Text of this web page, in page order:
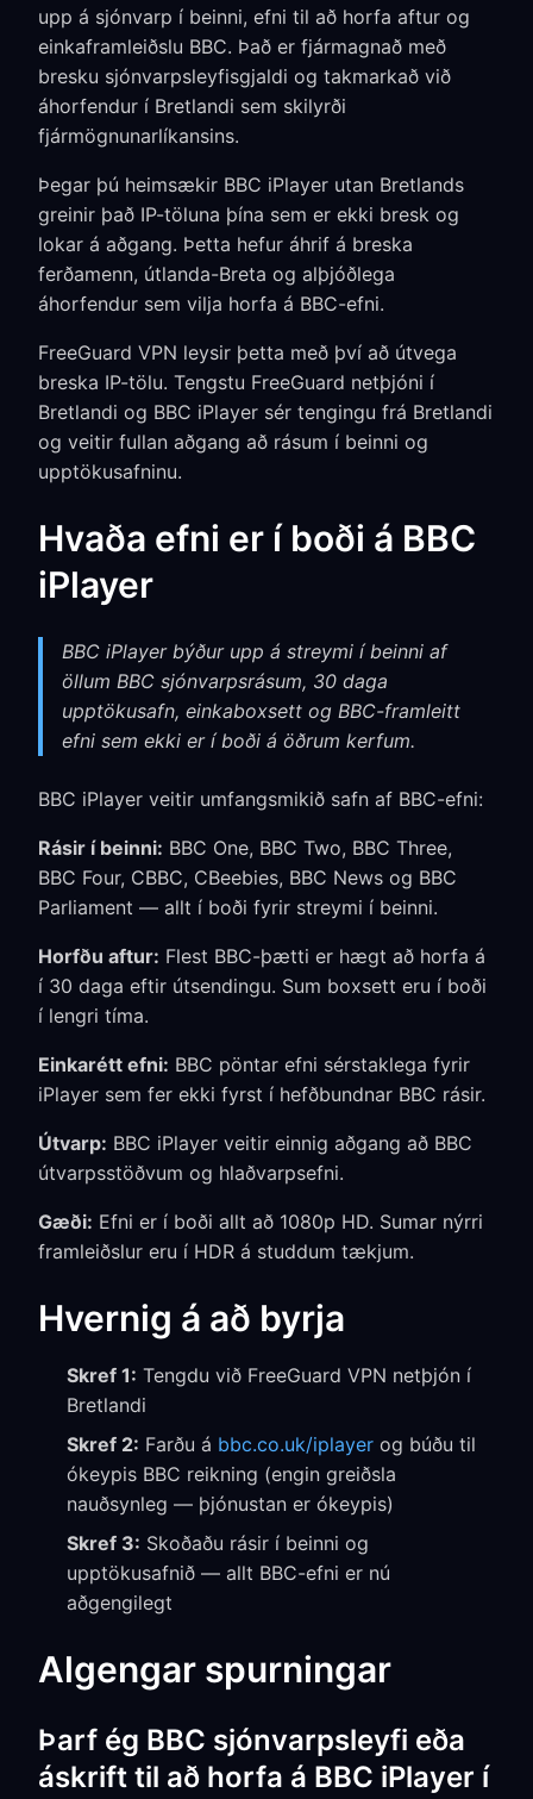
upp á sjónvarp í beinni, efni til að horfa aftur og
einkaframleiðslu BBC. Það er fjármagnað með
bresku sjónvarpsleyfisgjaldi og takmarkað við
áhorfendur í Bretlandi sem skilyrði
fjármögnunarlíkansins.
Þegar þú heimsækir BBC iPlayer utan Bretlands
greinir það IP-töluna þína sem er ekki bresk og
lokar á aðgang. Þetta hefur áhrif á breska
ferðamenn, útlanda-Breta og alþjóðlega
áhorfendur sem vilja horfa á BBC-efni.
FreeGuard VPN leysir þetta með því að útvega
breska IP-tölu. Tengstu FreeGuard netþjóni í
Bretlandi og BBC iPlayer sér tengingu frá Bretlandi
og veitir fullan aðgang að rásum í beinni og
upptökusafninu.
Hvaða efni er í boði á BBC
iPlayer
BBC iPlayer býður upp á streymi í beinni af
öllum BBC sjónvarpsrásum, 30 daga
upptökusafn, einkaboxsett og BBC-framleitt
efni sem ekki er í boði á öðrum kerfum.
BBC iPlayer veitir umfangsmikið safn af BBC-efni:
Rásir í beinni: BBC One, BBC Two, BBC Three,
BBC Four, CBBC, CBeebies, BBC News og BBC
Parliament — allt í boði fyrir streymi í beinni.
Horfðu aftur: Flest BBC-þætti er hægt að horfa á
í 30 daga eftir útsendingu. Sum boxsett eru í boði
í lengri tíma.
Einkarétt efni: BBC pöntar efni sérstaklega fyrir
iPlayer sem fer ekki fyrst í hefðbundnar BBC rásir.
Útvarp: BBC iPlayer veitir einnig aðgang að BBC
útvarpsstöðvum og hlaðvarpsefni.
Gæði: Efni er í boði allt að 1080p HD. Sumar nýrri
framleiðslur eru í HDR á studdum tækjum.
Hvernig á að byrja
Skref 1: Tengdu við FreeGuard VPN netþjón í
Bretlandi
Skref 2: Farðu á bbc.co.uk/iplayer og búðu til
ókeypis BBC reikning (engin greiðsla
nauðsynleg — þjónustan er ókeypis)
Skref 3: Skoðaðu rásir í beinni og
upptökusafnið — allt BBC-efni er nú
aðgengilegt
Algengar spurningar
Þarf ég BBC sjónvarpsleyfi eða
áskrift til að horfa á BBC iPlayer í